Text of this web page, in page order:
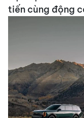
tiến cùng động